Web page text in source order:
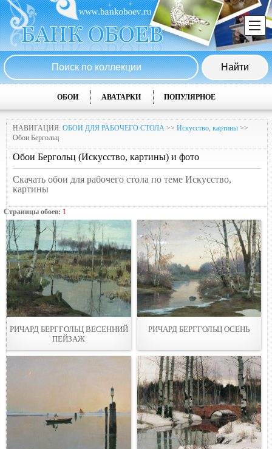
ОБОИ АВАТАРКИ ПОПУЛЯРНОЕ
НАВИГАЦИЯ: ОБОИ ДЛЯ РАБОЧЕГО СТОЛА >> Искусство, картины >>
Обои Бергольц
Обои Бергольц (Искусство, картины) и фото
Скачать обои для рабочего стола по теме Искусство,
картины
Страницы обоев: 1
РИЧАРД БЕРГГОЛЬЦ ВЕСЕННИЙ
ПЕЙЗАЖ
РИЧАРД БЕРГГОЛЬЦ ОСЕНЬ